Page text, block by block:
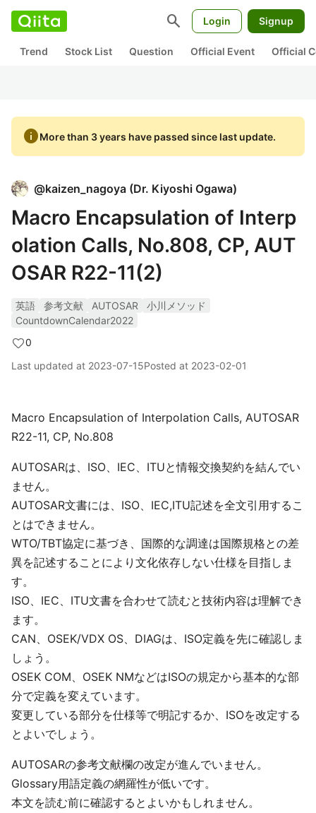
search Login Signup
Trend Stock List Question Official Event Official
infoMore than 3 years have passed since last update.
@kaizen_nagoya (Dr. Kiyoshi Ogawa)
Macro Encapsulation of Interp
olation Calls, No.808, CP, AUT
OSAR R22-11(2)
英語 参考文献 AUTOSAR
小川メソッド
CountdownCalendar2022
0
Last updated at 2023-07-15Posted at 2023-02-01
Macro Encapsulation of Interpolation Calls, AUTOSAR
R22-11, CP, No.808
AUTOSARは、ISO、IEC、ITUと情報交換契約を結んでい
ません。
AUTOSAR文書には、ISO、IEC,ITU記述を全文引用するこ
とはできません。
WTO/TBT協定に基づき、国際的な調達は国際規格との差
異を記述することにより文化依存しない仕様を目指しま
す。
ISO、IEC、ITU文書を合わせて読むと技術内容は理解でき
ます。
CAN、OSEK/VDX OS、DIAGは、ISO定義を先に確認しま
しょう。
OSEK COM、OSEK NMなどはISOの規定から基本的な部
分で定義を変えています。
変更している部分を仕様等で明記するか、ISOを改定する
とよいでしょう。
AUTOSARの参考文献欄の改定が進んでいません。
Glossary用語定義の網羅性が低いです。
本文を読む前に確認するとよいかもしれません。